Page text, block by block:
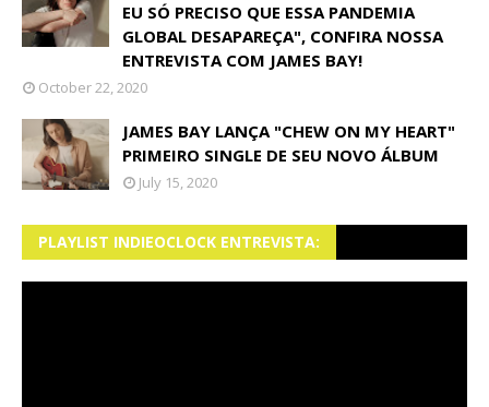
EU SÓ PRECISO QUE ESSA PANDEMIA
GLOBAL DESAPAREÇA", CONFIRA NOSSA
ENTREVISTA COM JAMES BAY!
October 22, 2020
JAMES BAY LANÇA "CHEW ON MY HEART"
PRIMEIRO SINGLE DE SEU NOVO ÁLBUM
July 15, 2020
PLAYLIST INDIEOCLOCK ENTREVISTA: